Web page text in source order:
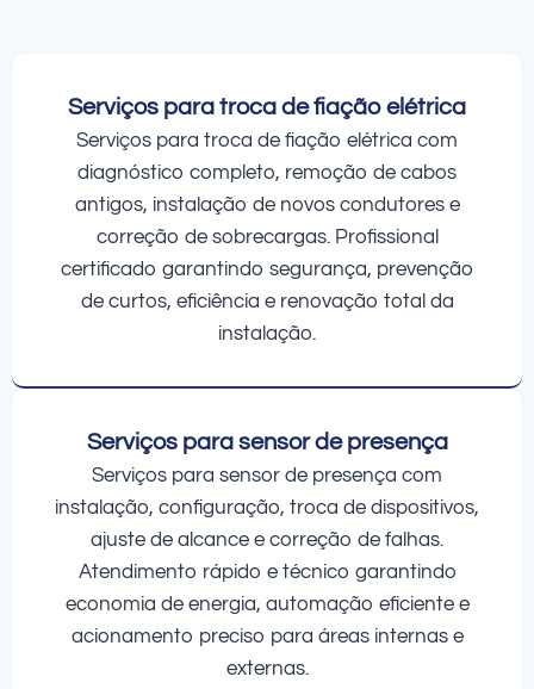
Serviços para troca de fiação elétrica
Serviços para troca de fiação elétrica com
diagnóstico completo, remoção de cabos
antigos, instalação de novos condutores e
correção de sobrecargas. Profissional
certificado garantindo segurança, prevenção
de curtos, eficiência e renovação total da
instalação.
Serviços para sensor de presença
Serviços para sensor de presença com
instalação, configuração, troca de dispositivos,
ajuste de alcance e correção de falhas.
Atendimento rápido e técnico garantindo
economia de energia, automação eficiente e
acionamento preciso para áreas internas e
externas.